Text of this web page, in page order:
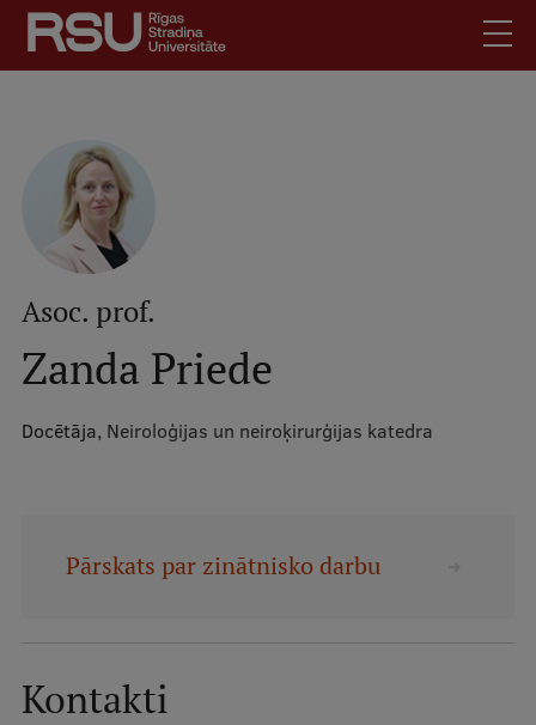
Pārlekt
galveno
saturu
Latviski
Mobile
augšējā
izvēlne
Skolēniem
Studentiem
Darbiniekiem
Darba devējiem
Mobile
Pamatstudiju programmas
Asoc. prof.
Zanda Priede
Docētāja, Neiroloģijas un neiroķirurģijas katedra
Pārskats par zinātnisko darbu
Kontakti